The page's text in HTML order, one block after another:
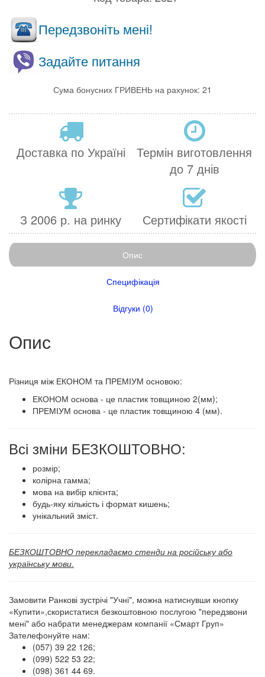
Передзвоніть мені!
Задайте питання
Сума бонусних ГРИВЕНЬ на рахунок: 21
Доставка по Україні
Термін виготовлення
до 7 днів
З 2006 р. на ринку Сертифікати якості
Опис
Специфікація
Відгуки (0)
Опис
​​​Різниця між ЕКОНОМ та ПРЕМІУМ основою:
ЕКОНОМ основа - це пластик товщиною 2(мм);
ПРЕМІУМ основа - це пластик товщиною 4 (мм).
Всі зміни БЕЗКОШТОВНО:
розмір;
колірна гамма;
мова на вибір клієнта;
будь-яку кількість і формат кишень;
унікальний зміст.
БЕЗКОШТОВНО перекладаємо стенди на російську або
українську мови.
Замовити Ранкові зустрічі "Учні", можна натиснувши кнопку
«Купити»,скористатися безкоштовною послугою "передзвони
мені" або набрати менеджерам компанії «Смарт Груп»
Зателефонуйте нам:
(057) 39 22 126;
(099) 522 53 22;
(098) 361 44 69.